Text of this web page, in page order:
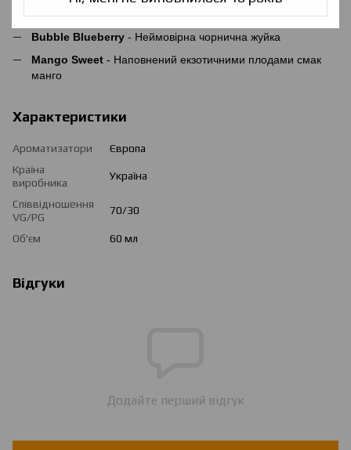
Surprised Guava- Тропічний смак стиглої гуави
Bubble Blueberry - Неймовірна чорнична жуйка
Mango Sweet - Наповнений екзотичними плодами смак
манго
Характеристики
Ароматизатори
Європа
Країна
виробника
Україна
Співвідношення
VG/PG
70/30
Об'єм 60 мл
Відгуки
Додайте перший відгук